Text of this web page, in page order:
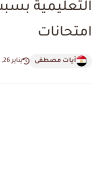
التعليمية
امتحانات
آيات مصطفى يناير 26, 2025